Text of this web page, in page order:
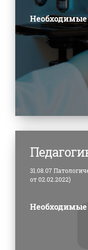
31.08.07
от 02.02.2022)